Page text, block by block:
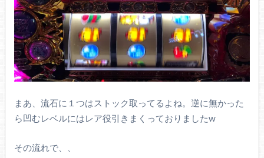
まあ、流石に１つはストック取ってるよね。逆に無かった
ら凹むレベルにはレア役引きまくっておりましたw
その流れで、、